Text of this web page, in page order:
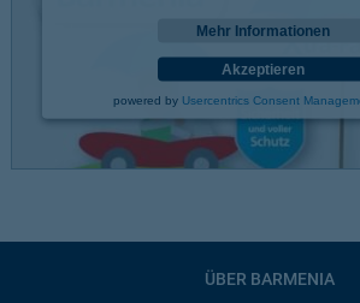
Mehr Informationen
Akzeptieren
powered by Usercentrics Consent
ÜBER BARMENIA